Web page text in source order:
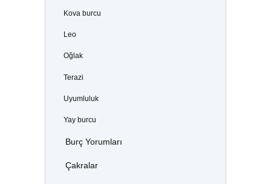
Kova burcu
Leo
Oğlak
Terazi
Uyumluluk
Yay burcu
Burç Yorumları
Çakralar